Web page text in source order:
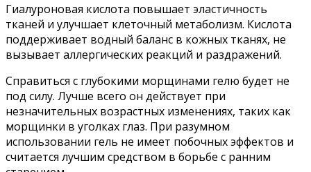
Гиалуроновая кислота повышает эластичность
тканей и улучшает клеточный метаболизм. Кислота
поддерживает водный баланс в кожных тканях, не
вызывает аллергических реакций и раздражений.
Справиться с глубокими морщинами гелю будет не
под силу. Лучше всего он действует при
незначительных возрастных изменениях, таких как
морщинки в уголках глаз. При разумном
использовании гель не имеет побочных эффектов и
считается лучшим средством в борьбе с ранним